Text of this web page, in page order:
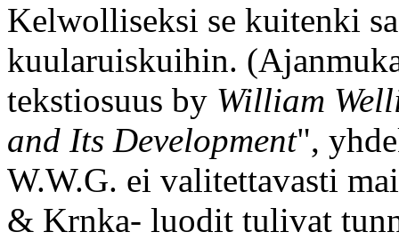
Kelwolliseksi se kuitenki
kuularuiskuihin.
tekstiosuus by William
and Its Development",
W.W.G. ei valitettavasti
& Krnka- luodit tulivat